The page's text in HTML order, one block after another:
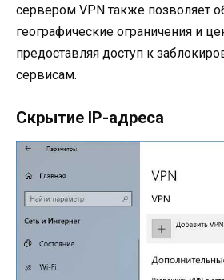
сервером VPN также позволяет
географические ограничения и
предоставляя доступ к
сервисам.
Скрытие IP-адреса